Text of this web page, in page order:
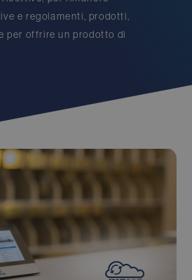
e regolamenti, prodotti,
per offrire un prodotto di